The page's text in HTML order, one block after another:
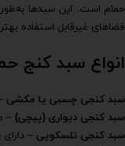
حمام است. این سبدها به‌طور
فضاهای غیرقابل استفاده
انواع سبد کنج
سبد کنجی چسبی یا مکشی
سبد کنجی دیواری (پیچی) –
سبد کنجی تلسکوپی –